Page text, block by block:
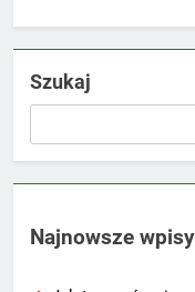
Szukaj
Najnowsze wpisy